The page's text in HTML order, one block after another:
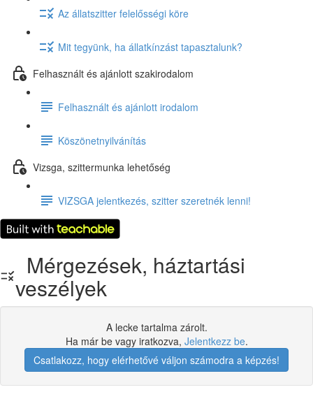
Az állatszitter felelősségi köre
Mit tegyünk, ha állatkínzást tapasztalunk?
Felhasznált és ajánlott szakirodalom
Felhasznált és ajánlott irodalom
Köszönetnyilvánítás
Vizsga, szittermunka lehetőség
VIZSGA jelentkezés, szitter szeretnék lenni!
Mérgezések, háztartási
veszélyek
A lecke tartalma zárolt.
Ha már be vagy iratkozva, Jelentkezz be.
Csatlakozz, hogy elérhetővé váljon számodra a képzés!